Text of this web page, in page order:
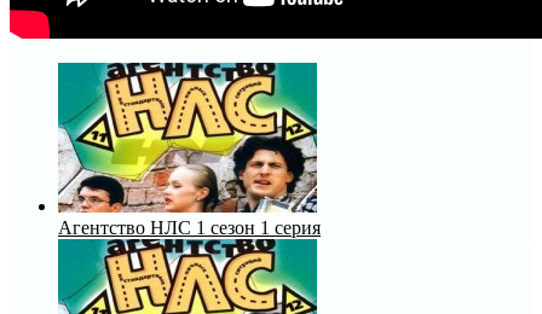
Агентство НЛС 1 сезон 1 серия